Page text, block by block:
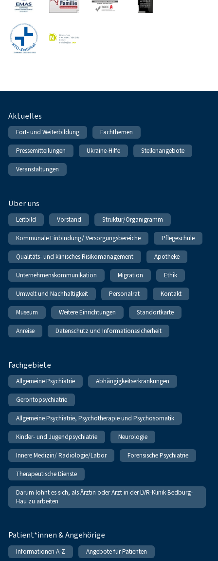
Fußnavigation
Aktuelles
Fort- und Weiterbildung Fachthemen
Pressemitteilungen Ukraine-Hilfe Stellenangebote
Veranstaltungen
Über uns
Leitbild Vorstand Struktur/Organigramm
Kommunale Einbindung/ Versorgungsbereiche Pflegeschule
Qualitäts- und klinisches Risikomanagement Apotheke
Unternehmenskommunikation Migration Ethik
Umwelt und Nachhaltigkeit Personalrat Kontakt
Museum Weitere Einrichtungen Standortkarte
Anreise Datenschutz und Informationssicherheit
Fachgebiete
Allgemeine Psychiatrie Abhängigkeitserkrankungen
Gerontopsychiatrie
Allgemeine Psychiatrie, Psychotherapie und Psychosomatik
Kinder- und Jugendpsychiatrie Neurologie
Innere Medizin/ Radiologie/Labor Forensische Psychiatrie
Therapeutische Dienste
Darum lohnt es sich, als Ärztin oder Arzt in der LVR-Klinik Bedburg-
Hau zu arbeiten
Patient*innen & Angehörige
Informationen A-Z Angebote für Patienten